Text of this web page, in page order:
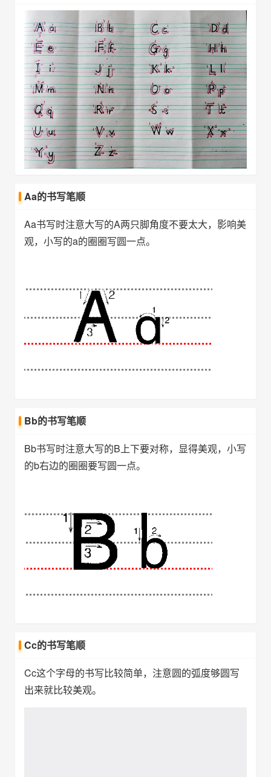
Aa的书写笔顺
Aa书写时注意大写的A两只脚角度不要太大，影响美
观，小写的a的圈圈写圆一点。
Bb的书写笔顺
Bb书写时注意大写的B上下要对称，显得美观，小写
的b右边的圈圈要写圆一点。
Cc的书写笔顺
Cc这个字母的书写比较简单，注意圆的弧度够圆写
出来就比较美观。